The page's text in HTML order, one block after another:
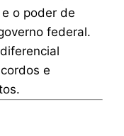
o poder de
federal.
e